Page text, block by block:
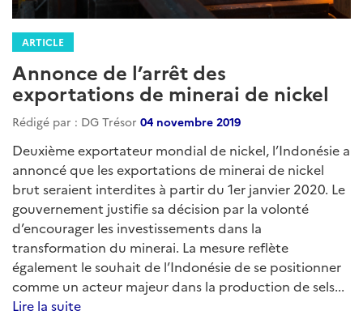
ARTICLE
Annonce de l’arrêt des
exportations de minerai de nickel
Rédigé par : DG Trésor 04 novembre 2019
Deuxième exportateur mondial de nickel, l’Indonésie a
annoncé que les exportations de minerai de nickel
brut seraient interdites à partir du 1er janvier 2020. Le
gouvernement justifie sa décision par la volonté
d’encourager les investissements dans la
transformation du minerai. La mesure reflète
également le souhait de l’Indonésie de se positionner
comme un acteur majeur dans la production de sels...
Lire la suite